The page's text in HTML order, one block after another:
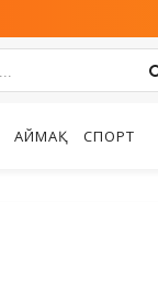
АЙМАҚ СПОРТ